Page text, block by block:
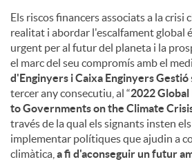
Els riscos financers associats a la crisi
realitat i abordar l'escalfament global
urgent per al futur del planeta i la
el marc del seu compromís amb el
d'Enginyers i Caixa Enginyers Gestió
tercer any consecutiu, al “2022
to Governments on the Climate
través de la qual els signants insten
implementar polítiques que ajudin a
climàtica, a fi d'aconseguir un futur